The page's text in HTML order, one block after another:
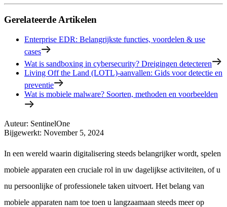
Gerelateerde Artikelen
Enterprise EDR: Belangrijkste functies, voordelen & use
cases
Wat is sandboxing in cybersecurity? Dreigingen detecteren
Living Off the Land (LOTL)-aanvallen: Gids voor detectie en
preventie
Wat is mobiele malware? Soorten, methoden en voorbeelden
Auteur: SentinelOne
Bijgewerkt: November 5, 2024
In een wereld waarin digitalisering steeds belangrijker wordt, spelen
mobiele apparaten een cruciale rol in uw dagelijkse activiteiten, of u
nu persoonlijke of professionele taken uitvoert. Het belang van
mobiele apparaten nam toe toen u langzaamaan steeds meer op